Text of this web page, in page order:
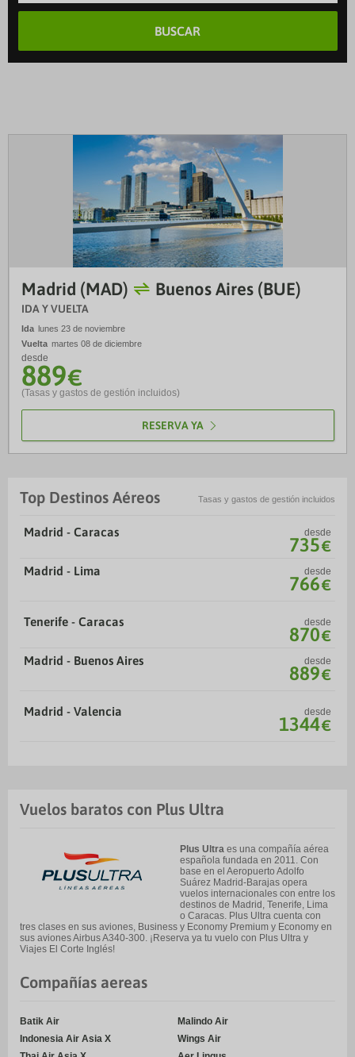
BUSCAR
Madrid (MAD) Buenos Aires (BUE)
IDA Y VUELTA
Ida lunes 23 de noviembre
Vuelta martes 08 de diciembre
desde
889€
(Tasas y gastos de gestión incluidos)
RESERVA YA
Top Destinos Aéreos Tasas y gastos de gestión incluidos
Madrid - Caracas desde
735€
Madrid - Lima desde
766€
Tenerife - Caracas desde
870€
Madrid - Buenos Aires desde
889€
Madrid - Valencia desde
1344€
Vuelos baratos con Plus Ultra
Plus Ultra es una compañía aérea
española fundada en 2011. Con
base en el Aeropuerto Adolfo
Suárez Madrid-Barajas opera
vuelos internacionales con entre los
destinos de Madrid, Tenerife, Lima
o Caracas. Plus Ultra cuenta con
tres clases en sus aviones, Business y Economy Premium y Economy en
sus aviones Airbus A340-300. ¡Reserva ya tu vuelo con Plus Ultra y
Viajes El Corte Inglés!
Compañías aereas
Batik Air
Malindo Air
Indonesia Air Asia X
Wings Air